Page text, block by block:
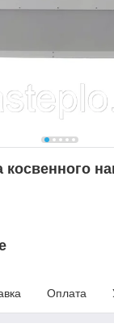
косвенного
Оплата